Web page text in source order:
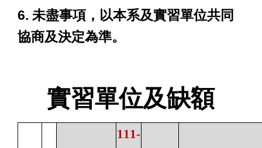
6. 未盡事項，以本系及實習單位共同
協商及決定為準。
實習單位及缺額
111-